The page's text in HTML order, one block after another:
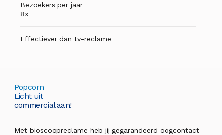
Bezoekers per jaar
8x
Effectiever dan tv-reclame
Popcorn
Licht uit
commercial aan!
Met bioscoopreclame heb jij gegarandeerd oogcontact